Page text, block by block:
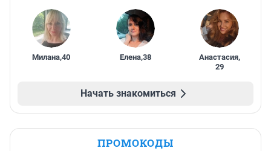
Милана,40 Елена,38 Анастасия,
29
Начать знакомиться
ПРОМОКОДЫ